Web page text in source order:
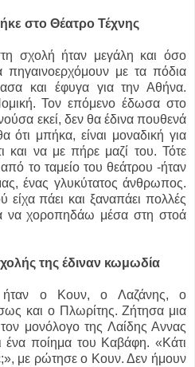
στο Θέατρο Τέχνης
σχολή ήταν μεγάλη και όσο
πηγαινοερχόμουν με τα πόδια
και έφυγα για την Αθήνα.
Τον επόμενο έδωσα στο
εκεί, δεν θα έδινα πουθενά
μπήκα, είναι μοναδική για
και να με πήρε μαζί του. Τότε
το ταμείο του θεάτρου -ήταν
ένας γλυκύτατος άνθρωπος.
πάει και ξαναπάει πολλές
να χοροπηδάω μέσα στη στοά
της έδιναν κωμωδία
ήταν ο Κουν, ο Λαζάνης, ο
και ο Πλωρίτης. Ζήτησα μια
μονόλογο της Λαίδης Αννας
ένα ποίημα του Καβάφη. «Κάτι
με ρώτησε ο Κουν. Δεν ήμουν